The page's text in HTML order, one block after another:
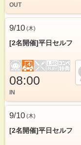
OUT
9/10 (木)
[2名開催]平日セルフ
08:00
IN
9/10 (木)
[2名開催]平日セルフ